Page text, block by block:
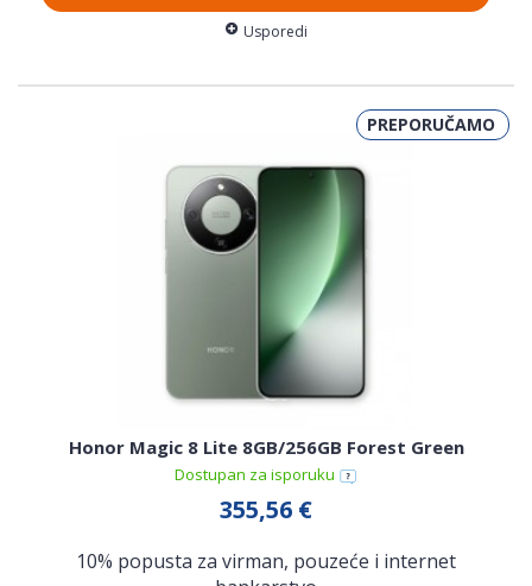
Usporedi
PREPORUČAMO
Honor Magic 8 Lite 8GB/256GB Forest Green
Dostupan za isporuku
355,56 €
10% popusta za virman, pouzeće i internet